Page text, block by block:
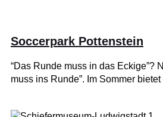
Soccerpark Pottenstein
“Das Runde muss in das Eckige”?
muss ins Runde”. Im Sommer